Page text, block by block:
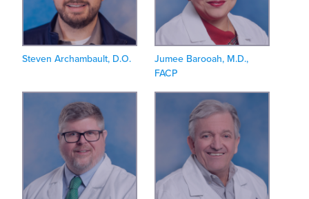
Steven Archambault, D.O.
Jumee Barooah, M.D.,
FACP